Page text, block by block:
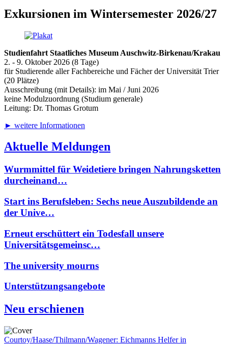
Exkursionen im Wintersemester 2026/27
Studienfahrt Staatliches Museum Auschwitz-Birkenau/Krakau
2. - 9. Oktober 2026 (8 Tage)
für Studierende aller Fachbereiche und Fächer der Universität Trier
(20 Plätze)
Ausschreibung (mit Details): im Mai / Juni 2026
keine Modulzuordnung (Studium generale)
Leitung: Dr. Thomas Grotum
► weitere Informationen
Aktuelle Meldungen
Wurmmittel für Weidetiere bringen Nahrungsketten
durcheinand…
Start ins Berufsleben: Sechs neue Auszubildende an
der Unive…
Erneut erschüttert ein Todesfall unsere
Universitätsgemeinsc…
The university mourns
Unterstützungsangebote
Neu erschienen
Courtoy/Haase/Thilmann/Wagener: Eichmanns Helfer in